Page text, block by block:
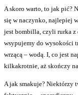
A skoro warto, to jak pić?
się w naczynko, najlepiej
jest bombilla, czyli rurka z
wsypujemy do wysokości
wrzącą – wodą. I, co jest
kilkakrotnie, aż skończy
A jak smakuje? Niektórzy